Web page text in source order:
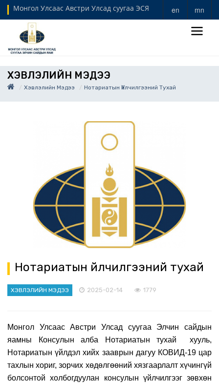
Монгол Улсаас Австри Улсад суугаа ЭСЯ en mn
ХЭВЛЭЛИЙН МЭДЭЭ
Хэвлэлийн Мэдээ Нотариатын Үйлчилгээний Тухай
Нотариатын үйлчилгээний тухай
ХЭВЛЭЛИЙН МЭДЭЭ 2025-02-14 1779
Монгол Улсаас Австри Улсад суугаа Элчин сайдын
яамны Консулын алба Нотариатын тухай хууль,
Нотариатын үйлдэл хийх зааврын дагуу КОВИД-19 цар
тахлын хориг, зорчих хөдөлгөөний хязгаарлалт хүчингүй
болсонтой холбогдуулан консулын үйлчилгээг зөвхөн